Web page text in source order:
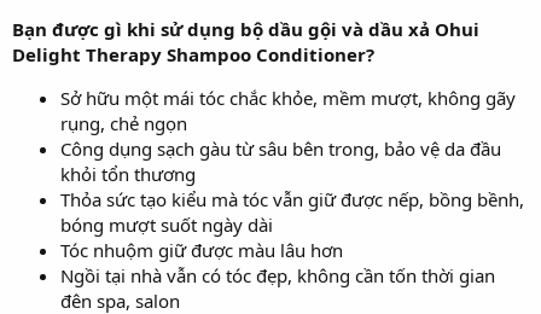
Bạn được gì khi sử dụng bộ dầu gội và dầu xả Ohui
Delight Therapy Shampoo Conditioner?
Sở hữu một mái tóc chắc khỏe, mềm mượt, không gãy
rụng, chẻ ngọn
Công dụng sạch gàu từ sâu bên trong, bảo vệ da đầu
khỏi tổn thương
Thỏa sức tạo kiểu mà tóc vẫn giữ được nếp, bồng bềnh,
bóng mượt suốt ngày dài
Tóc nhuộm giữ được màu lâu hơn
Ngồi tại nhà vẫn có tóc đẹp, không cần tốn thời gian
đên spa, salon